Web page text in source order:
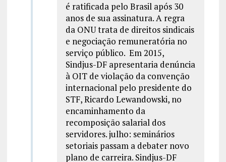
é ratificada pelo Brasil após 30
anos de sua assinatura. A regra
da ONU trata de direitos sindicais
e negociação remuneratória no
serviço público. Em 2015,
Sindjus-DF apresentaria denúncia
à OIT de violação da convenção
internacional pelo presidente do
STF, Ricardo Lewandowski, no
encaminhamento da
recomposição salarial dos
servidores. julho: seminários
setoriais passam a debater novo
plano de carreira. Sindjus-DF